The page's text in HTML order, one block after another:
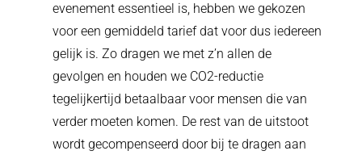
evenement essentieel is, hebben we gekozen
voor een gemiddeld tarief dat voor dus iedereen
gelijk is. Zo dragen we met z’n allen de
gevolgen en houden we CO2-reductie
tegelijkertijd betaalbaar voor mensen die van
verder moeten komen. De rest van de uitstoot
wordt gecompenseerd door bij te dragen aan